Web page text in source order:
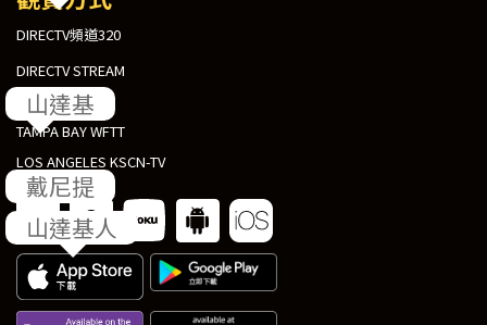
DIRECTV頻道320
DIRECTV STREAM
AT&T U-VERSE
TAMPA BAY WFTT
LOS ANGELES KSCN-TV